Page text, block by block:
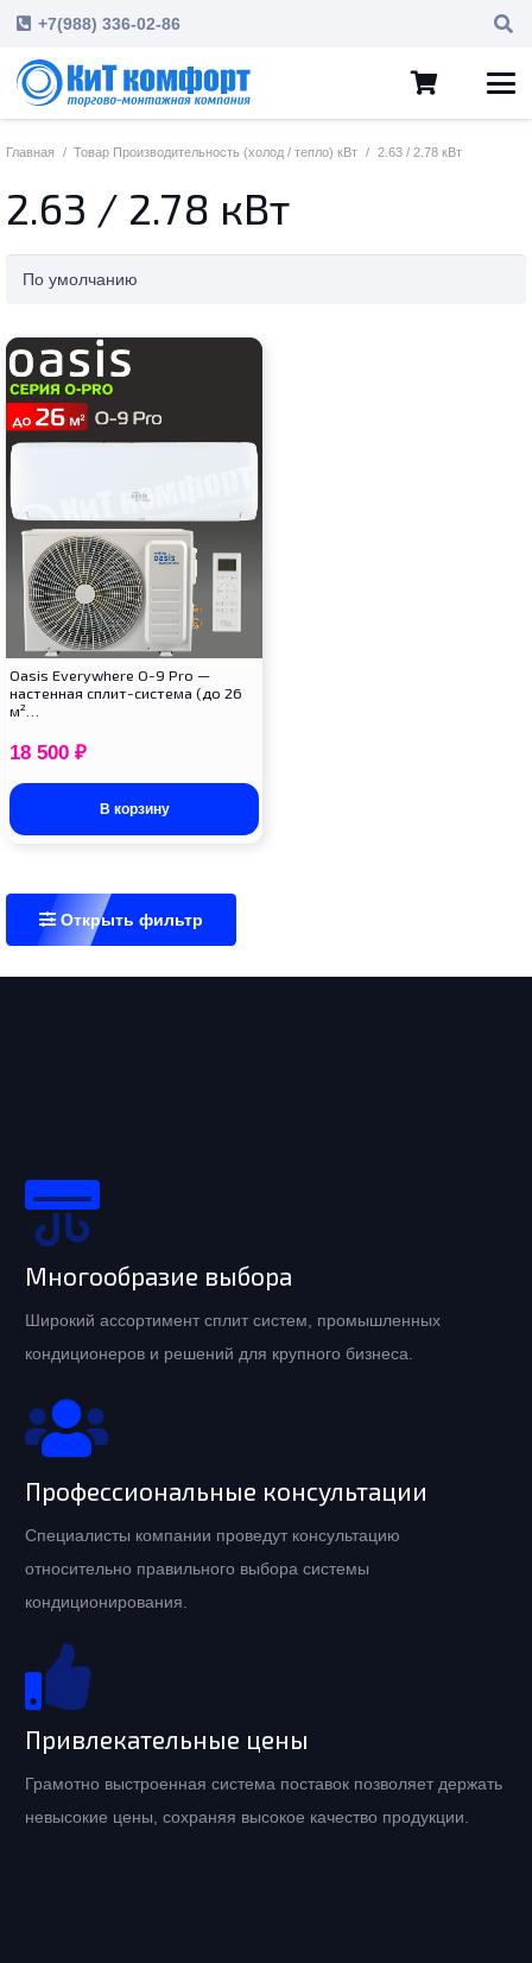
+7(988) 336-02-86
Главная / Товар Производительность (холод / тепло) кВт / 2.63 / 2.78 кВт
2.63 / 2.78 кВт
Oasis Everywhere O-9 Pro —
настенная сплит-система (до 26
м²…
18 500 ₽
В корзину
Открыть фильтр
Многообразие выбора
Широкий ассортимент сплит систем, промышленных
кондиционеров и решений для крупного бизнеса.
Профессиональные консультации
Специалисты компании проведут консультацию
относительно правильного выбора системы
кондиционирования.
Привлекательные цены
Грамотно выстроенная система поставок позволяет держать
невысокие цены, сохраняя высокое качество продукции.